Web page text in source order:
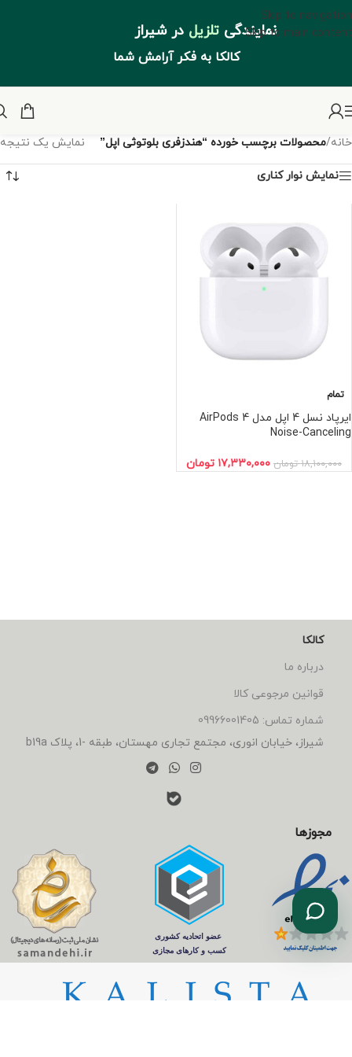
Skip to navigation
Skip to main content
نمایندگی تلزیل در شیراز
کالکا به فکر آرامش شما
خانه/محصولات برچسب خورده “هندزفری بلوتوثی اپل” نمایش یک نتیجه
نمایش نوار کناری
تمام
ایرپاد نسل 4 اپل مدل AirPods 4
Noise-Canceling
۱۸,۱۰۰,۰۰۰ تومان ۱۷,۳۳۰,۰۰۰ تومان
کالکا
درباره ما
قوانین مرجوعی کالا
شماره تماس: 09966001405
شیراز، خیابان انوری، مجتمع تجاری مهستان، طبقه -1، پلاک b19a
مجوزها